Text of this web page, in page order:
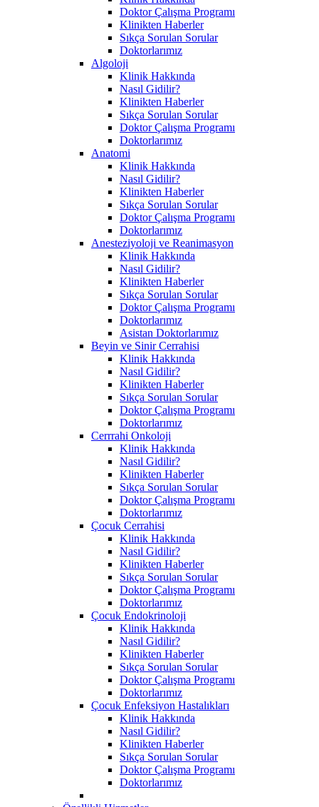
Doktor Çalışma Programı
Klinikten Haberler
Sıkça Sorulan Sorular
Doktorlarımız
Algoloji
Klinik Hakkında
Nasıl Gidilir?
Klinikten Haberler
Sıkça Sorulan Sorular
Doktor Çalışma Programı
Doktorlarımız
Anatomi
Klinik Hakkında
Nasıl Gidilir?
Klinikten Haberler
Sıkça Sorulan Sorular
Doktor Çalışma Programı
Doktorlarımız
Anesteziyoloji ve Reanimasyon
Klinik Hakkında
Nasıl Gidilir?
Klinikten Haberler
Sıkça Sorulan Sorular
Doktor Çalışma Programı
Doktorlarımız
Asistan Doktorlarımız
Beyin ve Sinir Cerrahisi
Klinik Hakkında
Nasıl Gidilir?
Klinikten Haberler
Sıkça Sorulan Sorular
Doktor Çalışma Programı
Doktorlarımız
Cerrrahi Onkoloji
Klinik Hakkında
Nasıl Gidilir?
Klinikten Haberler
Sıkça Sorulan Sorular
Doktor Çalışma Programı
Doktorlarımız
Çocuk Cerrahisi
Klinik Hakkında
Nasıl Gidilir?
Klinikten Haberler
Sıkça Sorulan Sorular
Doktor Çalışma Programı
Doktorlarımız
Çocuk Endokrinoloji
Klinik Hakkında
Nasıl Gidilir?
Klinikten Haberler
Sıkça Sorulan Sorular
Doktor Çalışma Programı
Doktorlarımız
Çocuk Enfeksiyon Hastalıkları
Klinik Hakkında
Nasıl Gidilir?
Klinikten Haberler
Sıkça Sorulan Sorular
Doktor Çalışma Programı
Doktorlarımız